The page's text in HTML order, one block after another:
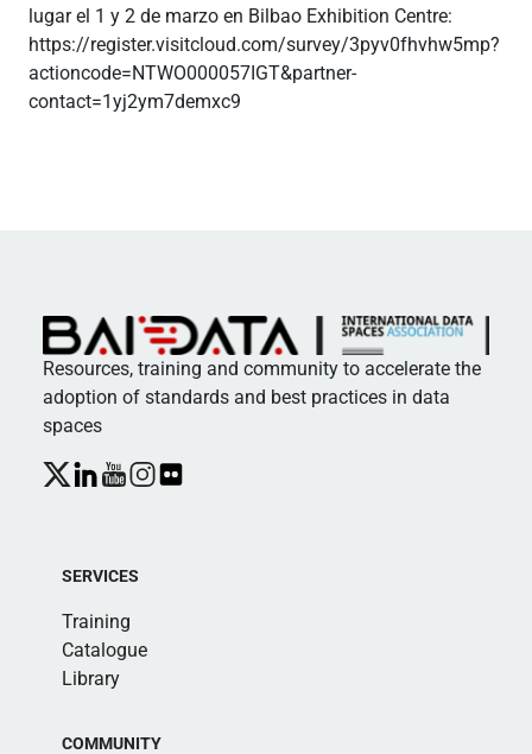
lugar el 1 y 2 de marzo en Bilbao Exhibition Centre:
https://register.visitcloud.com/survey/3pyv0fhvhw5mp?
actioncode=NTWO000057IGT&partner-
contact=1yj2ym7demxc9
Resources, training and community to accelerate the
adoption of standards and best practices in data
spaces
SERVICES
Training
Catalogue
Library
COMMUNITY